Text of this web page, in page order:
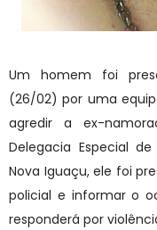
Um homem foi
(26/02) por uma
agredir a ex-
Delegacia Especial
Nova Iguaçu, ele foi
policial e informar o
responderá por